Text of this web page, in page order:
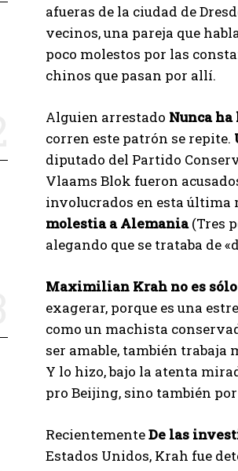
afueras de la ciudad de
vecinos, una pareja que
poco molestos por las
chinos que pasan por allí.
Alguien arrestado Nunca ha
corren este patrón se repite.
diputado del Partido
Vlaams Blok fueron
involucrados en esta última
molestia a Alemania(Tres
alegando que se trataba de
Maximilian Krah no es
exagerar, porque es una
como un machista
ser amable, también trabaja
Y lo hizo, bajo la atenta
pro Beijing, sino también
RecientementeDe las
Estados Unidos, Krah fue